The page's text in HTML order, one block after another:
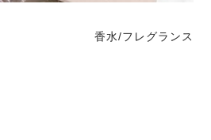
香水/フレグランス